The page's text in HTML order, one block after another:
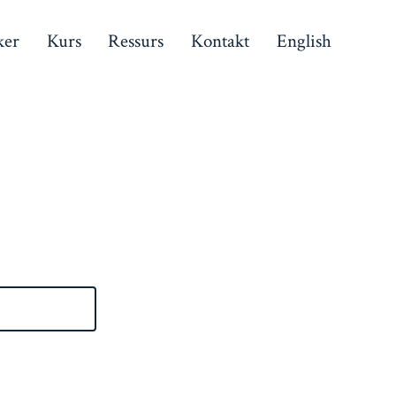
Kurs Ressurs Kontakt English